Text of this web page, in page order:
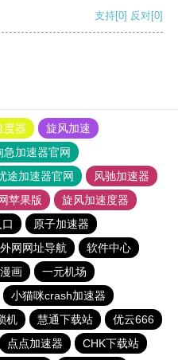
支持[0] 反对[0]
度器
旋风加速
急加速器官网
途加速器官网
风驰加速器
苹果版
旋风加速度器
原子加速器
外网网址导航
软件中心
画
一元机场
小猫咪crash加速器
机 慧通下载站
优云666
点点加速器
CHK下载站